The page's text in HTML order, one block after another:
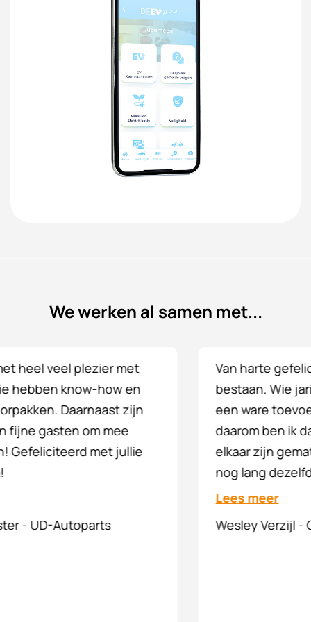
We werken al samen met...
Van harte gefeliciteerd met jullie 10 jarig
bestaan. Wie jarig is trakteert. Jullie team is
een ware toevoeging voor mijn bedrijf. En
daarom ben ik dan ook erg blij dat we met
elkaar zijn gematched en ik hoop dat jullie
nog lang dezelfde qwaliteit blijft leveren.
Wesley Verzijl - Qlimaat Totaal